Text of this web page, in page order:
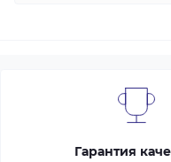
Гарантия